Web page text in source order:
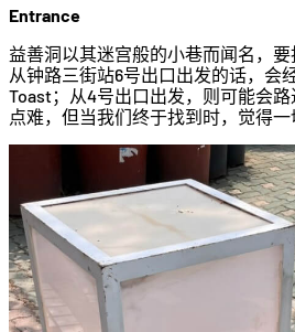
Entrance
益善洞以其迷宫般的小巷而闻名，要
从钟路三街站6号出口出发的话，会
Toast；从4号出口出发，则可能会
点难，但当我们终于找到时，觉得一